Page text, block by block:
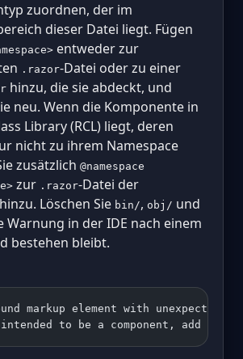
zuordnen, der im
dieser Datei liegt. Fügen
entweder zur
.razor-Datei oder zu einer
hinzu, die sie abdeckt, und
neu. Wenn die Komponente in
Library (RCL) liegt, deren
nicht zu ihrem Namespace
zusätzlich @namespace
zur .razor-Datei der
Löschen Sie bin/, obj/ und
Warnung in der IDE nach einem
bestehen bleibt.
markup element with unexpected
to be a component, add a